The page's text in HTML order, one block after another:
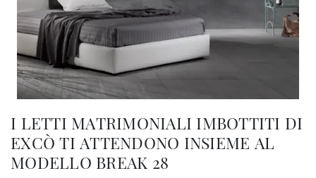
I LETTI MATRIMONIALI IMBOTTITI DI
EXCÒ TI ATTENDONO INSIEME AL
MODELLO BREAK 28